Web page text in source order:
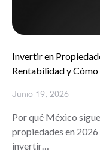
Invertir en
Rentabilidad y
Junio 19, 2026
Por qué México
propiedades en 2026
invertir…